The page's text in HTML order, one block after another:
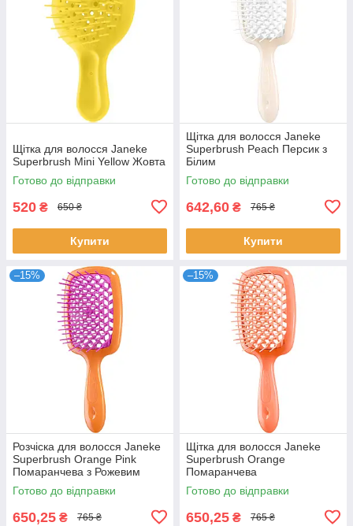
Щітка для волосся Janeke
Superbrush Mini Yellow Жовта
Готово до відправки
520 ₴ 650 ₴
Купити
Щітка для волосся Janeke
Superbrush Peach Персик з
Білим
Готово до відправки
642,60 ₴ 765 ₴
Купити
–15%
Розчіска для волосся Janeke
Superbrush Orange Pink
Помаранчева з Рожевим
Готово до відправки
650,25 ₴ 765 ₴
–15%
Щітка для волосся Janeke
Superbrush Orange
Помаранчева
Готово до відправки
650,25 ₴ 765 ₴